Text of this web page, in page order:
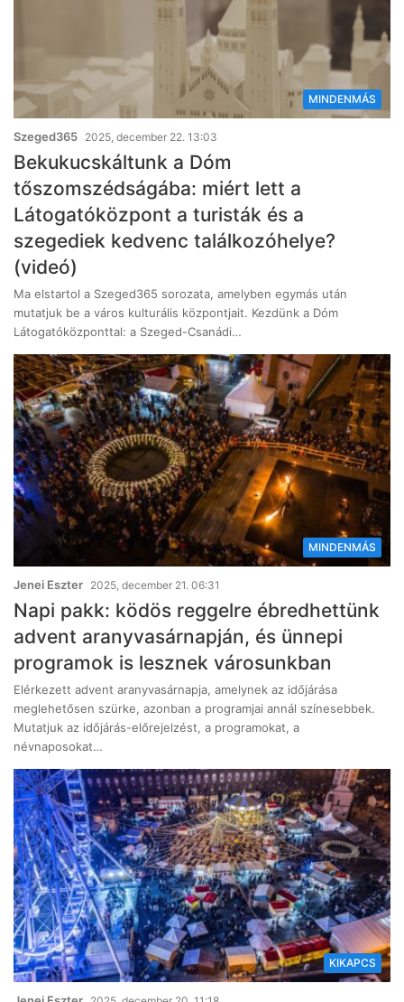
MINDENMÁS
Szeged365 2025, december 22. 13:03
Bekukucskáltunk a Dóm
tőszomszédságába: miért lett a
Látogatóközpont a turisták és a
szegediek kedvenc találkozóhelye?
(videó)
Ma elstartol a Szeged365 sorozata, amelyben egymás után
mutatjuk be a város kulturális központjait. Kezdünk a Dóm
Látogatóközponttal: a Szeged-Csanádi…
MINDENMÁS
Jenei Eszter 2025, december 21. 06:31
Napi pakk: ködös reggelre ébredhettünk
advent aranyvasárnapján, és ünnepi
programok is lesznek városunkban
Elérkezett advent aranyvasárnapja, amelynek az időjárása
meglehetősen szürke, azonban a programjai annál színesebbek.
Mutatjuk az időjárás-előrejelzést, a programokat, a
névnaposokat…
KIKAPCS